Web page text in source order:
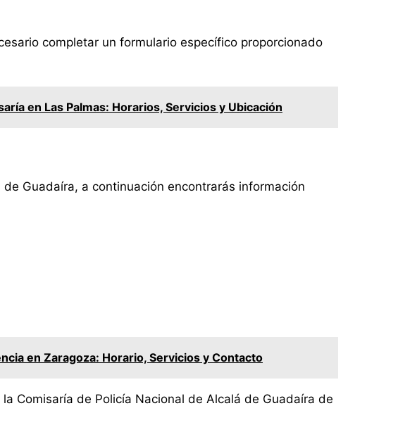
completar un formulario específico proporcionado
en Las Palmas: Horarios, Servicios y Ubicación
Guadaíra, a continuación encontrarás información
en Zaragoza: Horario, Servicios y Contacto
Comisaría de Policía Nacional de Alcalá de Guadaíra de